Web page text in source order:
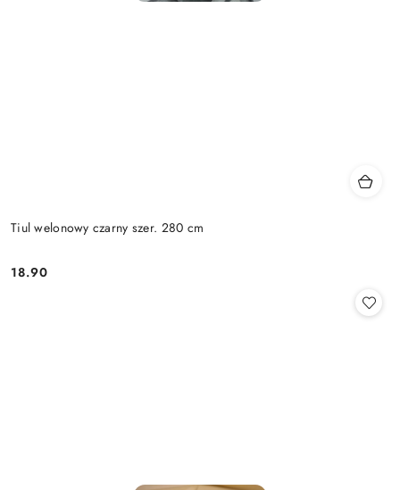
Tiul welonowy czarny szer. 280 cm
Cena:
18.90